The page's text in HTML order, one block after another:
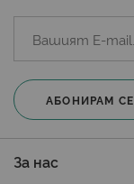
АБОНИРАМ СЕ
За нас